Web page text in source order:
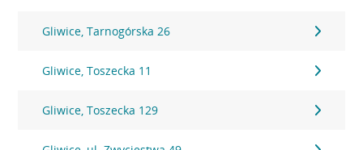
Gliwice, Tarnogórska 26
Gliwice, Toszecka 11
Gliwice, Toszecka 129